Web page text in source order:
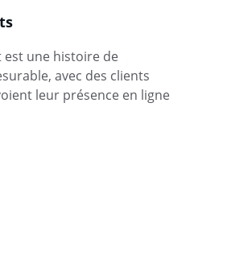
est une histoire de
avec des clients
leur présence en ligne